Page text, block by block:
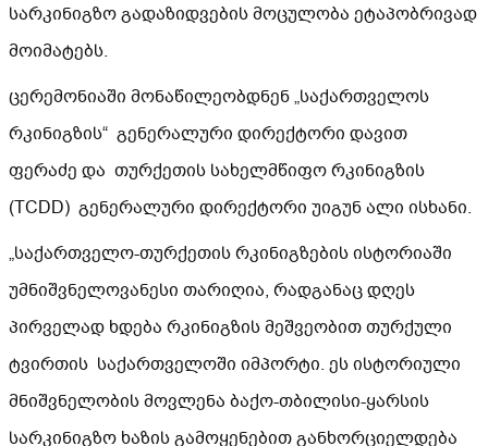
სარკინიგზო გადაზიდვების მოცულობა ეტაპობრივად
მოიმატებს.
ცერემონიაში მონაწილეობდნენ „საქართველოს
რკინიგზის“ გენერალური დირექტორი დავით
ფერაძე და თურქეთის სახელმწიფო რკინიგზის
(TCDD) გენერალური დირექტორი უიგუნ ალი ისხანი.
„საქართველო-თურქეთის რკინიგზების ისტორიაში
უმნიშვნელოვანესი თარიღია, რადგანაც დღეს
პირველად ხდება რკინიგზის მეშვეობით თურქული
ტვირთის საქართველოში იმპორტი. ეს ისტორიული
მნიშვნელობის მოვლენა ბაქო-თბილისი-ყარსის
სარკინიგზო ხაზის გამოყენებით განხორციელდება